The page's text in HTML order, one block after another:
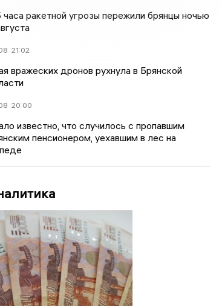
часа ракетной угрозы пережили брянцы ночью
21:02
вражеских дронов рухнула в Брянской
20:00
известно, что случилось с пропавшим
пенсионером, уехавшим в лес на